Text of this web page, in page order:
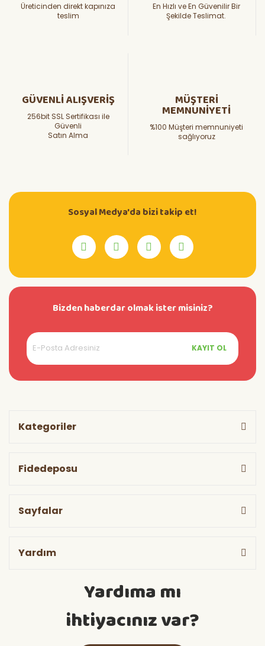
Üreticinden direkt kapınıza
teslim
En Hızlı ve En Güvenilir Bir
Şekilde Teslimat.
GÜVENLİ ALIŞVERİŞ
256bit SSL Sertifikası ile
Güvenli
Satın Alma
MÜŞTERİ
MEMNUNİYETİ
%100 Müşteri memnuniyeti
sağlıyoruz
Sosyal Medya'da bizi takip et!
Bizden haberdar olmak ister misiniz?
KAYIT OL
Kategoriler
Fidedeposu
Sayfalar
Yardım
Yardıma mı
ihtiyacınız var?